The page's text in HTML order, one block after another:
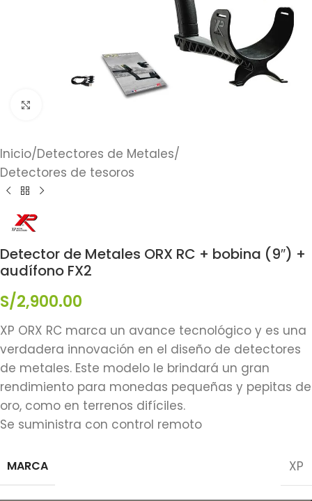
Inicio/Detectores de Metales/
Detectores de tesoros
Detector de Metales ORX RC + bobina (9″) +
audífono FX2
S/2,900.00
XP ORX RC marca un avance tecnológico y es una
verdadera innovación en el diseño de detectores
de metales. Este modelo le brindará un gran
rendimiento para monedas pequeñas y pepitas de
oro, como en terrenos difíciles.
Se suministra con control remoto
MARCA XP